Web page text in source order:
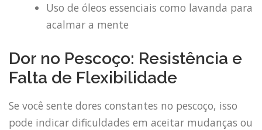
Uso de óleos essenciais como lavanda para
acalmar a mente
Dor no Pescoço: Resistência e
Falta de Flexibilidade
Se você sente dores constantes no pescoço, isso
pode indicar dificuldades em aceitar mudanças ou